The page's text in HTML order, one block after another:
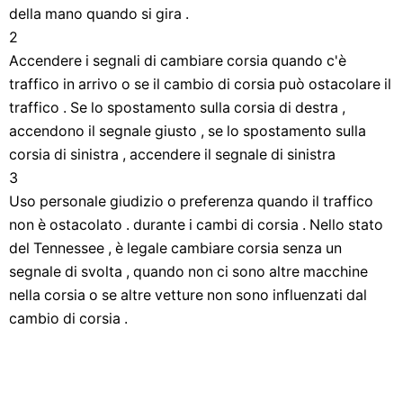
della mano quando si gira .
2
Accendere i segnali di cambiare corsia quando c'è
traffico in arrivo o se il cambio di corsia può ostacolare il
traffico . Se lo spostamento sulla corsia di destra ,
accendono il segnale giusto , se lo spostamento sulla
corsia di sinistra , accendere il segnale di sinistra
3
Uso personale giudizio o preferenza quando il traffico
non è ostacolato . durante i cambi di corsia . Nello stato
del Tennessee , è legale cambiare corsia senza un
segnale di svolta , quando non ci sono altre macchine
nella corsia o se altre vetture non sono influenzati dal
cambio di corsia .